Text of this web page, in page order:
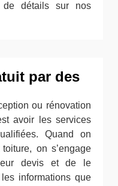
de détails sur nos
par des
ou rénovation
avoir les services
Quand on
on s’engage
devis et de le
informations que